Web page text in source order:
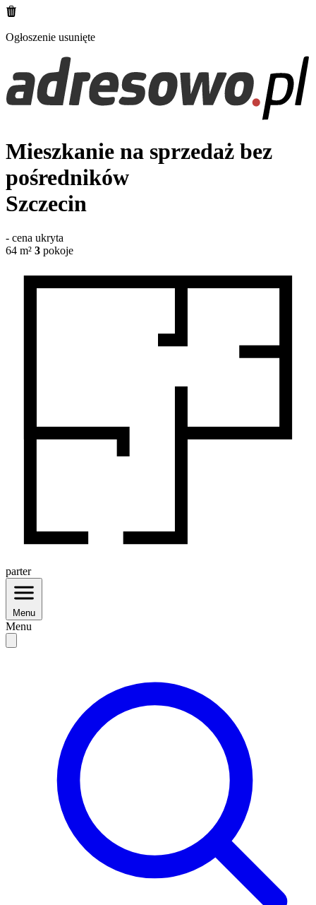
Ogłoszenie usunięte
Mieszkanie na sprzedaż bez
pośredników
Szczecin
- cena ukryta
64 m² 3 pokoje
parter
Menu
Menu